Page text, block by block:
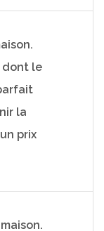
dont le
la
prix